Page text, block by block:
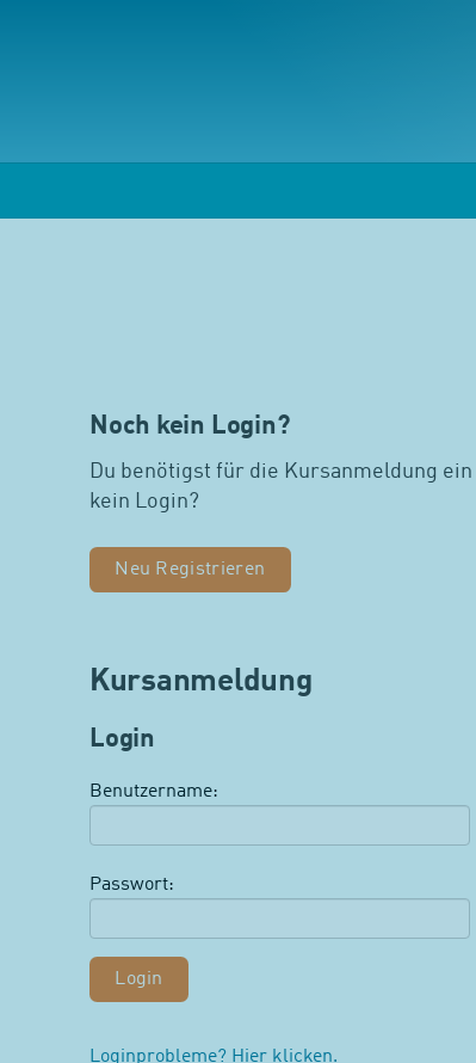
Noch kein Login?
Du benötigst für die Kursanmeldung
kein Login?
Neu Registrieren
Kursanmeldung
Login
Benutzername:
Passwort:
Loginprobleme? Hier klicken.